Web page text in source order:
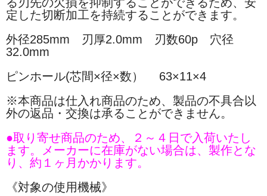
定した切断加工を持続することができます。
外径285mm 刃厚2.0mm 刃数60p 穴径
32.0mm
ピンホール(芯間×径×数） 63×11×4
※本商品は仕入れ商品のため、製品の不具合以
外の返品・交換は承ることができません。
●取り寄せ商品のため、２～４日で入荷いたし
ます。メーカーに在庫がない場合は、製作とな
り、約１ヶ月かかります。
《対象の使用機械》